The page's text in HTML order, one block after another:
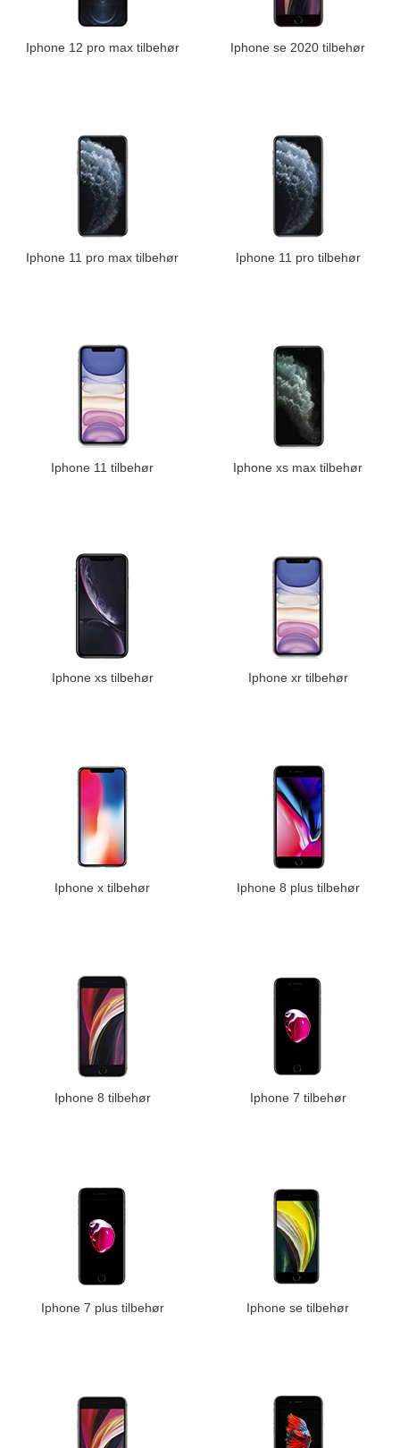
Iphone 12 pro max tilbehør Iphone se 2020 tilbehør
Iphone 11 pro max tilbehør Iphone 11 pro tilbehør
Iphone 11 tilbehør Iphone xs max tilbehør
Iphone xs tilbehør Iphone xr tilbehør
Iphone x tilbehør Iphone 8 plus tilbehør
Iphone 8 tilbehør Iphone 7 tilbehør
Iphone 7 plus tilbehør Iphone se tilbehør